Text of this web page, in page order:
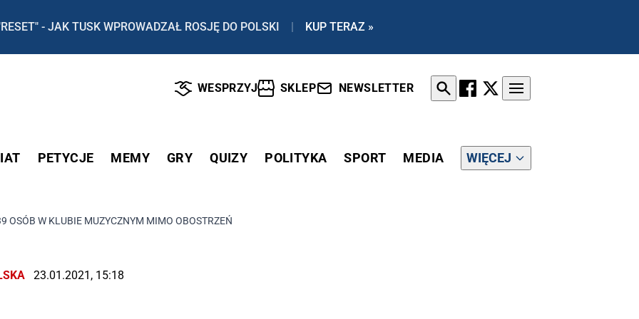
- JAK TUSK WPROWADZAŁ ROSJĘ DO POLSKI | KUP TERAZ »
WESPRZYJ SKLEP NEWSLETTER
PETYCJE MEMY GRY QUIZY POLITYKA SPORT MEDIA WIĘCEJ
OSÓB W KLUBIE MUZYCZNYM MIMO OBOSTRZEŃ
23.01.2021, 15:18